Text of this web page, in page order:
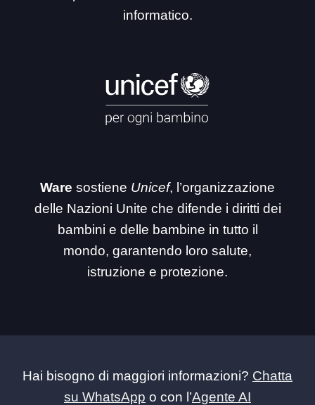
informatico.
Ware sostiene Unicef, l’organizzazione
delle Nazioni Unite che difende i diritti dei
bambini e delle bambine in tutto il
mondo, garantendo loro salute,
istruzione e protezione.
Hai bisogno di maggiori informazioni? Chatta
su WhatsApp o con l’Agente AI